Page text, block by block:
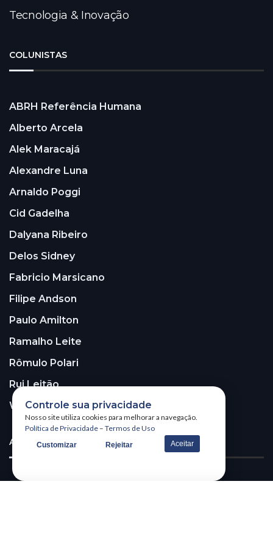
Tecnologia & Inovação
COLUNISTAS
ABRH Referência Humana
Alberto Arcela
Alek Maracajá
Alexandre Luna
Arnaldo Poggi
Cid Gadelha
Dalyana Ribeiro
Delos Sidney
Fabricio Marsicano
Filipe Andson
Paulo Amilton
Ramalho Leite
Rômulo Polari
Rui Leitão
Walter Santos
ASSINE A NOSSA NEWSLETTER!
Controle sua privacidade
Nosso site utiliza cookies para melhorar a navegação.
Política de Privacidade – Termos de Uso
Customizar Rejeitar Aceitar